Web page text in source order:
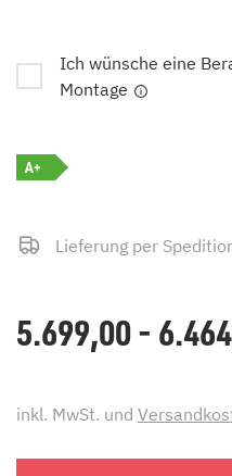
Ich wünsche eine
Montage
A+
Lieferung per
5.699,00 -
inkl. MwSt. und